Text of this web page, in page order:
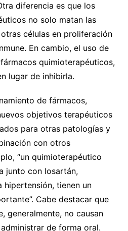
diferencia es que los
no solo matan las
células en proliferación
En cambio, el uso de
quimioterapéuticos,
lugar de inhibirla.
de fármacos,
objetivos terapéuticos
para otras patologías y
con otros
“un quimioterapéutico
junto con losartán,
tienen un
Cabe destacar que
generalmente, no causan
de forma oral.